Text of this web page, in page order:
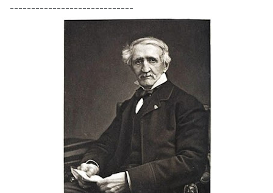
-----------------------------